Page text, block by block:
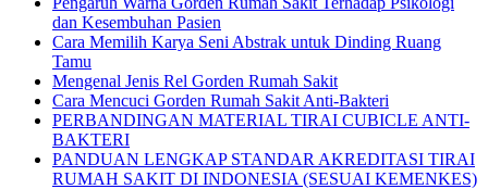
dan Kesembuhan Pasien
Cara Memilih Karya Seni Abstrak untuk Dinding Ruang
Tamu
Mengenal Jenis Rel Gorden Rumah Sakit
Cara Mencuci Gorden Rumah Sakit Anti-Bakteri
PERBANDINGAN MATERIAL TIRAI CUBICLE ANTI-
BAKTERI
PANDUAN LENGKAP STANDAR AKREDITASI TIRAI
RUMAH SAKIT DI INDONESIA (SESUAI KEMENKES)